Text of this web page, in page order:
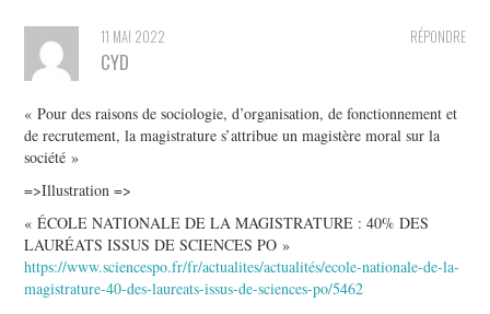
RÉPONDRE
11 MAI 2022
CYD
« Pour des raisons de sociologie, d’organisation, de fonctionnement et
de recrutement, la magistrature s’attribue un magistère moral sur la
société »
=>Illustration =>
« ÉCOLE NATIONALE DE LA MAGISTRATURE : 40% DES
LAURÉATS ISSUS DE SCIENCES PO »
https://www.sciencespo.fr/fr/actualites/actualités/ecole-nationale-de-la-
magistrature-40-des-laureats-issus-de-sciences-po/5462